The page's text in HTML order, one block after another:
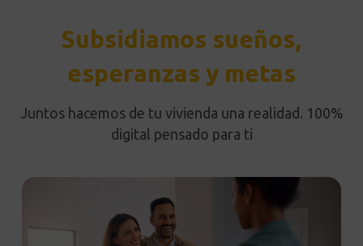
Subsidiamos sueños,
esperanzas y metas
Juntos hacemos de tu vivienda una realidad. 100%
digital pensado para ti